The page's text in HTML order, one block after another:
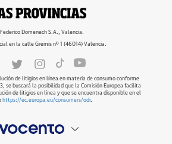
Domenech S.A., Valencia.
en la calle Gremis nº 1 (46014) Valencia.
de litigios en línea en materia de consumo conforme
se buscará la posibilidad que la Comisión Europea facilita
de litigios en línea y que se encuentra disponible en el
https://ec.europa.eu/consumers/odr.